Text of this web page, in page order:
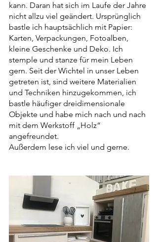
kann. Daran hat sich im Laufe der Jahre
nicht allzu viel geändert. Ursprünglich
bastle ich hauptsächlich mit Papier:
Karten, Verpackungen, Fotoalben,
kleine Geschenke und Deko. Ich
stemple und stanze für mein Leben
gern. Seit der Wichtel in unser Leben
getreten ist, sind weitere Materialien
und Techniken hinzugekommen, ich
bastle häufiger dreidimensionale
Objekte und habe mich nach und nach
mit dem Werkstoff „Holz“
angefreundet.
Außerdem lese ich viel und gerne.